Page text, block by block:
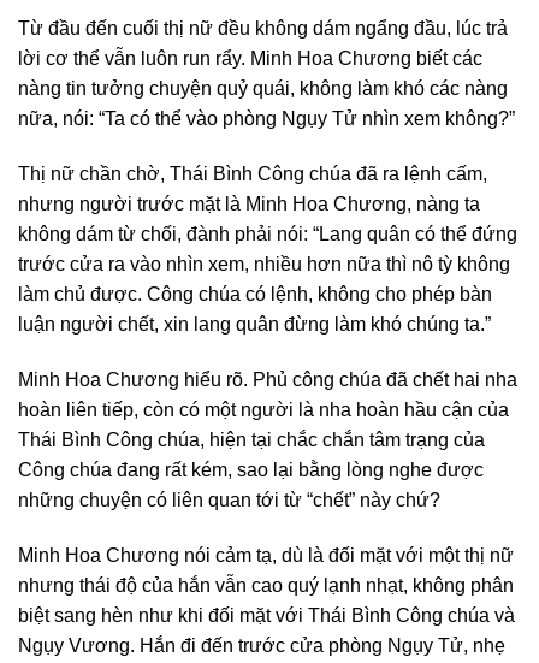
Từ đầu đến cuối thị nữ đều không dám ngẩng đầu, lúc trả
lời cơ thể vẫn luôn run rẩy. Minh Hoa Chương biết các
nàng tin tưởng chuyện quỷ quái, không làm khó các nàng
nữa, nói: “Ta có thể vào phòng Ngụy Tử nhìn xem không?”
Thị nữ chần chờ, Thái Bình Công chúa đã ra lệnh cấm,
nhưng người trước mặt là Minh Hoa Chương, nàng ta
không dám từ chối, đành phải nói: “Lang quân có thể đứng
trước cửa ra vào nhìn xem, nhiều hơn nữa thì nô tỳ không
làm chủ được. Công chúa có lệnh, không cho phép bàn
luận người chết, xin lang quân đừng làm khó chúng ta.”
Minh Hoa Chương hiểu rõ. Phủ công chúa đã chết hai nha
hoàn liên tiếp, còn có một người là nha hoàn hầu cận của
Thái Bình Công chúa, hiện tại chắc chắn tâm trạng của
Công chúa đang rất kém, sao lại bằng lòng nghe được
những chuyện có liên quan tới từ “chết” này chứ?
Minh Hoa Chương nói cảm tạ, dù là đối mặt với một thị nữ
nhưng thái độ của hắn vẫn cao quý lạnh nhạt, không phân
biệt sang hèn như khi đối mặt với Thái Bình Công chúa và
Ngụy Vương. Hắn đi đến trước cửa phòng Ngụy Tử, nhẹ